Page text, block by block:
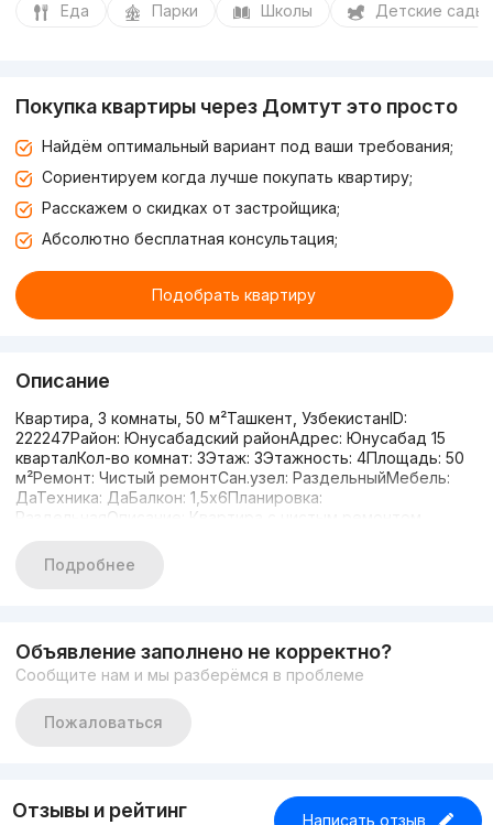
Еда Парки Школы Детские сады
Покупка квартиры через Домтут это просто
Найдём оптимальный вариант под ваши требования;
Сориентируем когда лучше покупать квартиру;
Расскажем о скидках от застройщика;
Абсолютно бесплатная консультация;
Подобрать квартиру
Описание
Квартира, 3 комнаты, 50 м²Ташкент, УзбекистанID:
222247Район: Юнусабадский районАдрес: Юнусабад 15
кварталКол-во комнат: 3Этаж: 3Этажность: 4Площадь: 50
м²Ремонт: Чистый ремонтСан.узел: РаздельныйМебель:
ДаТехника: ДаБалкон: 1,5х6Планировка:
РаздельнаяОписание: Квартира с чистым ремонтом,
инфраструктура — рядом всё необходимое для
комфортного проживания, магазины, кафе, школа, детский
Подробнее
Объявление заполнено не корректно?
Сообщите нам и мы разберёмся в проблеме
Пожаловаться
Отзывы и рейтинг Написать отзыв